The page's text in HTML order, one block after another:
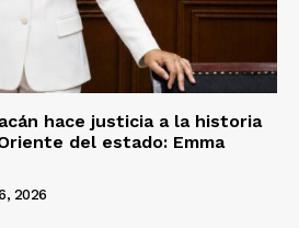
hace justicia a la historia
del estado: Emma
2026